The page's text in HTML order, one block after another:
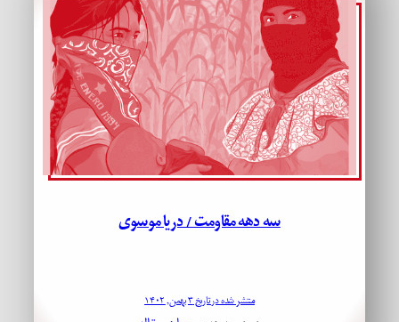
سه دهه مقاومت / دریا موسوی
منتشر شده در تاریخ ۳ بهمن, ۱۴۰۲